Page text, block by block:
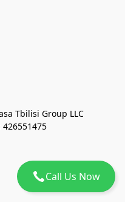
Call Us Now
Tbilisi Group LLC